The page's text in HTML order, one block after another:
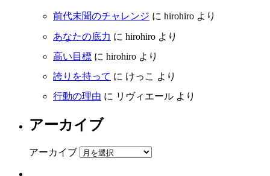
前代未聞のチャレンジ に hirohiro より
あなたの底力 に hirohiro より
高い目標 に hirohiro より
誇りを持って に けっこ より
行動の理由 に リヴィエール より
アーカイブ
アーカイブ